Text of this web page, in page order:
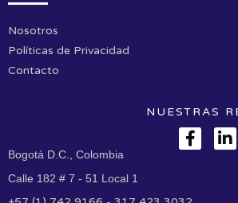
Nosotros
Políticas de Privacidad
Contacto
NUESTRAS
Bogotá D.C., Colombia
Calle 182 # 7 - 51 Local 1